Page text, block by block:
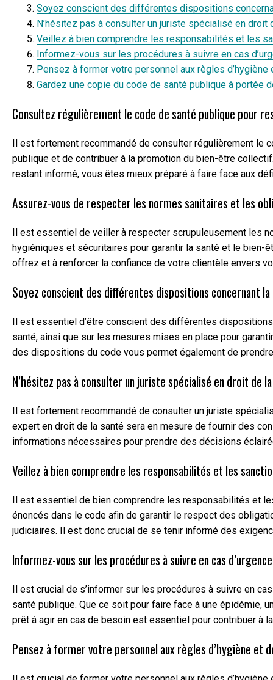
Soyez conscient des différentes dispositions
N’hésitez pas à consulter un juriste spécialisé en
Veillez à bien comprendre les responsabilités et les
Informez-vous sur les procédures à suivre en cas
Pensez à former votre personnel aux règles
Gardez une copie du code de santé publique à portée
Consultez régulièrement le code de santé publique pour
Il est fortement recommandé de consulter régulièrement
publique et de contribuer à la promotion du bien-être
restant informé, vous êtes mieux préparé à faire face aux
Assurez-vous de respecter les normes sanitaires et les
Il est essentiel de veiller à respecter scrupuleusement les
hygiéniques et sécuritaires pour garantir la santé et le
offrez et à renforcer la confiance de votre clientèle envers
Soyez conscient des différentes dispositions concernant
Il est essentiel d’être conscient des différentes
santé, ainsi que sur les mesures mises en place pour
des dispositions du code vous permet également de
N’hésitez pas à consulter un juriste spécialisé en droit de
Il est fortement recommandé de consulter un juriste
expert en droit de la santé sera en mesure de fournir des
informations nécessaires pour prendre des décisions
Veillez à bien comprendre les responsabilités et les
Il est essentiel de bien comprendre les responsabilités et
énoncés dans le code afin de garantir le respect des
judiciaires. Il est donc crucial de se tenir informé des
Informez-vous sur les procédures à suivre en cas
Il est crucial de s’informer sur les procédures à suivre en
santé publique. Que ce soit pour faire face à une épidémie,
prêt à agir en cas de besoin est essentiel pour contribuer à
Pensez à former votre personnel aux règles d’hygiène et